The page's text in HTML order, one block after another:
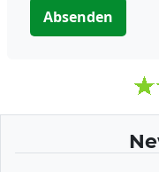
Absenden